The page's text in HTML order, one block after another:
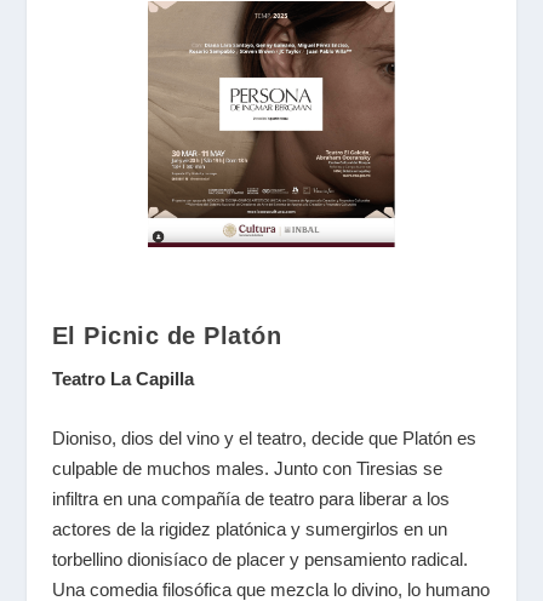
El Picnic de Platón
Teatro La Capilla
Dioniso, dios del vino y el teatro, decide que Platón es
culpable de muchos males. Junto con Tiresias se
infiltra en una compañía de teatro para liberar a los
actores de la rigidez platónica y sumergirlos en un
torbellino dionisíaco de placer y pensamiento radical.
Una comedia filosófica que mezcla lo divino, lo humano